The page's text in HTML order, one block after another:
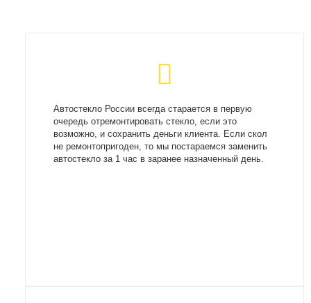
Автостекло России всегда старается в первую
очередь отремонтировать стекло, если это
возможно, и сохранить деньги клиента. Если скол
не ремонтопригоден, то мы постараемся заменить
автостекло за 1 час в заранее назначенный день.